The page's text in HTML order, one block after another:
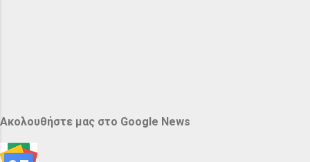
Ακολουθήστε μας στο Google News